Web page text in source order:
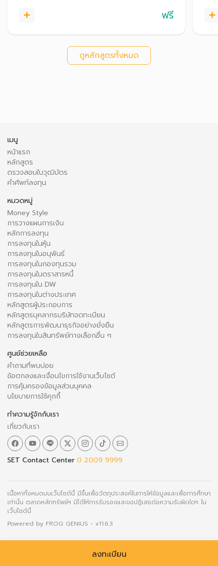
ลงทะเบียน
ฟรี
ดูหลักสูตรทั้งหมด
เมนู
หน้าแรก
หลักสูตร
ตรวจสอบใบวุฒิบัตร
คำศัพท์ลงทุน
หมวดหมู่
Money Style
การวางแผนการเงิน
หลักการลงทุน
การลงทุนในหุ้น
การลงทุนในอนุพันธ์
การลงทุนในกองทุนรวม
การลงทุนในตราสารหนี้
การลงทุนใน DW
การลงทุนในต่างประเทศ
หลักสูตรผู้ประกอบการ
หลักสูตรบุคลากรบริษัทจดทะเบียน
หลักสูตรการพัฒนาธุรกิจอย่างยั่งยืน
การลงทุนในสินทรัพย์ทางเลือกอื่น ๆ
ศูนย์ช่วยเหลือ
คำถามที่พบบ่อย
ข้อตกลงและเงื่อนไขการใช้งานเว็บไซต์
การคุ้มครองข้อมูลส่วนบุคคล
นโยบายการใช้คุกกี้
ทำความรู้จักกับเรา
เกี่ยวกับเรา
SET Contact Center 0 2009 9999
เนื้อหาทั้งหมดบนเว็บไซต์นี้ มีขึ้นเพื่อวัตถุประสงค์ในการให้ข้อมูลและเพื่อการศึกษา
เท่านั้น ตลาดหลักทรัพย์ฯ มิได้ให้การรับรองและขอปฏิเสธต่อความรับผิดใดๆ ใน
เว็บไซต์นี้
Powered by FROG GENIUS - v11.6.3